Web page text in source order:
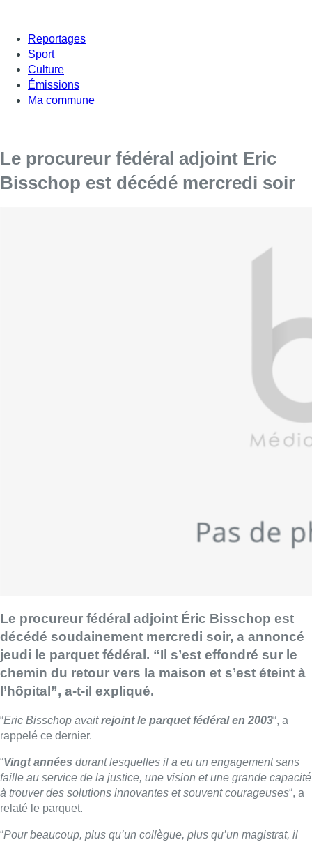
Reportages
Sport
Culture
Émissions
Ma commune
Le procureur fédéral adjoint Eric
Bisschop est décédé mercredi soir
Le procureur fédéral adjoint Éric Bisschop est
décédé soudainement mercredi soir, a annoncé
jeudi le parquet fédéral. “Il s’est effondré sur le
chemin du retour vers la maison et s’est éteint à
l’hôpital”, a-t-il expliqué.
“Eric Bisschop avaitrejoint le parquet fédéral en 2003“, a
rappelé ce dernier.
“Vingt années durant lesquelles il a eu un engagement sans
faille au service de la justice, une vision et une grande capacité
à trouver des solutions innovantes et souvent courageuses“, a
relaté le parquet.
“Pour beaucoup, plus qu’un collègue, plus qu’un magistrat, il